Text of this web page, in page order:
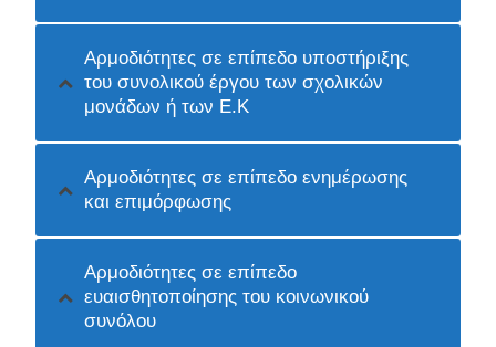
Αρμοδιότητες σε επίπεδο υποστήριξης
του συνολικού έργου των σχολικών
μονάδων ή των Ε.Κ
Αρμοδιότητες σε επίπεδο ενημέρωσης
και επιμόρφωσης
Αρμοδιότητες σε επίπεδο
ευαισθητοποίησης του κοινωνικού
συνόλου